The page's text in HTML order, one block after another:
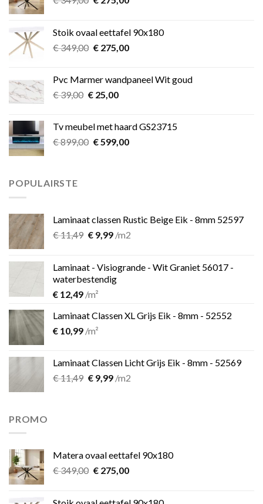
€ 349,00.€ 275,00.
Stoik ovaal eettafel 90x180
€349,00 Oorspronkelijke
€ 349,00.
€275,00Huidige
€ 275,00.
Pvc Marmer wandpaneel Wit goud
€39,00 Oorspronkelijke
€ 39,00.
€25,00Huidige
€ 25,00.
Tv meubel met haard GS23715
€899,00 Oorspronkelijke
€599,00Huidige
POPULAIRSTE
Laminaat classen Rustic Beige Eik - 8mm 52597
€11,49 Oorspronkelijke
€ 11,49.
€9,99Huidige
€ 9,99.
/m2
Laminaat - Visiogrande - Wit Graniet 56017 -
waterbestendig
€ 12,49 /m²
Laminaat Classen XL Grijs Eik - 8mm - 52552
€ 10,99 /m²
Laminaat Classen Licht Grijs Eik - 8mm - 52569
€11,49 Oorspronkelijke
€9,99Huidige
/m2
PROMO
Matera ovaal eettafel 90x180
€349,00 Oorspronkelijke
€275,00Huidige